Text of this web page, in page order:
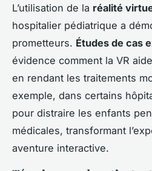
L’utilisation de la réalité
hospitalier pédiatrique a
prometteurs. Études de cas
évidence comment la VR
en rendant les traitements
exemple, dans certains
pour distraire les enfants
médicales, transformant
aventure interactive.